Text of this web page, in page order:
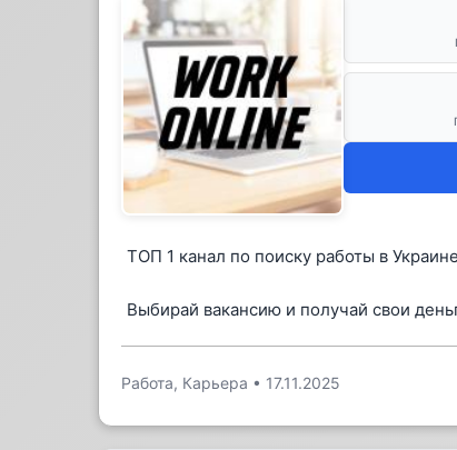
ТОП 1 канал по поиску работы в Украине
Выбирай вакансию и получай свои
Работа, Карьера • 17.11.2025